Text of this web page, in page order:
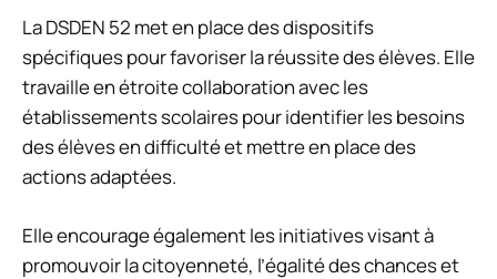
La DSDEN 52 met en place des dispositifs
spécifiques pour favoriser la réussite des élèves. Elle
travaille en étroite collaboration avec les
établissements scolaires pour identifier les besoins
des élèves en difficulté et mettre en place des
actions adaptées.
Elle encourage également les initiatives visant à
promouvoir la citoyenneté, l’égalité des chances et